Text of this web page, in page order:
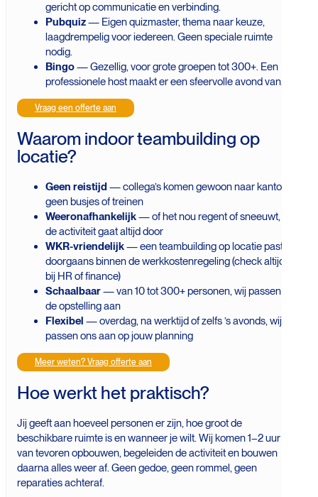
gericht op communicatie en verbinding.
Pubquiz— Eigen quizmaster, thema naar keuze,
laagdrempelig voor iedereen. Geen speciale ruimte
nodig.
Bingo— Gezellig, voor grote groepen tot 300+. Een
professionele host maakt er een sfeervolle avond van.
Vraag een offerte aan
Waarom indoor teambuilding op
locatie?
Geen reistijd— collega’s komen gewoon naar kantoor,
geen busjes of treinen
Weeronafhankelijk— of het nou regent of sneeuwt,
de activiteit gaat altijd door
WKR-vriendelijk— een teambuilding op locatie past
doorgaans binnen de werkkostenregeling (check altijd
bij HR of finance)
Schaalbaar— van 10 tot 300+ personen, wij passen
de opstelling aan
Flexibel — overdag, na werktijd of zelfs ’s avonds, wij
passen ons aan op jouw planning
Meer weten? Vraag offerte aan
Hoe werkt het praktisch?
Jij geeft aan hoeveel personen er zijn, hoe groot de
beschikbare ruimte is en wanneer je wilt. Wij komen 1–2 uur
van tevoren opbouwen, begeleiden de activiteit en bouwen
daarna alles weer af. Geen gedoe, geen rommel, geen
reparaties achteraf.